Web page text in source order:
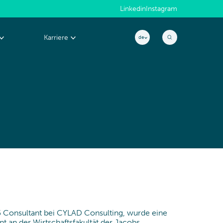
LinkedinInstagram
Produktentwicklung
Effizienz- & Performance-Management
Karriere de
bei CYLAD Consulting, wurde eine